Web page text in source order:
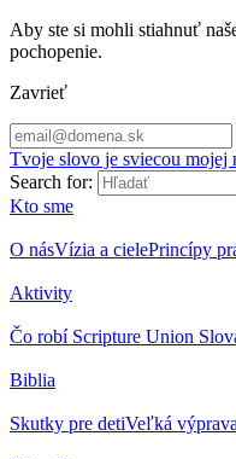
Aby ste si mohli stiahnuť
pochopenie.
Zavrieť
Tvoje slovo je sviecou mojej
Search for:
Kto sme
O násVízia a cielePrincípy
Aktivity
Čo robí Scripture Union
Biblia
Skutky pre detiVeľká výprava